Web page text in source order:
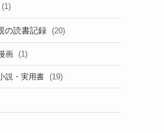
(1)
の読書記録 (20)
画 (1)
説・実用書 (19)